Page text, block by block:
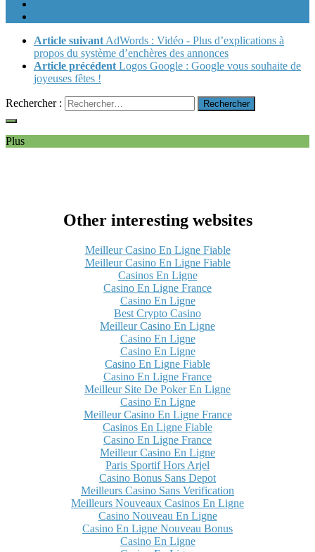
Article suivant AdWords : Vidéo - Plus d’explications à
propos du système d’enchères des annonces
Article précédent Logos Google : Google vous souhaite de
joyeuses fêtes !
Rechercher :
Plus
Other interesting websites
Meilleur Casino En Ligne Fiable
Meilleur Casino En Ligne Fiable
Casinos En Ligne
Casino En Ligne France
Casino En Ligne
Best Crypto Casino
Meilleur Casino En Ligne
Casino En Ligne
Casino En Ligne
Casino En Ligne Fiable
Casino En Ligne France
Meilleur Site De Poker En Ligne
Casino En Ligne
Meilleur Casino En Ligne France
Casinos En Ligne Fiable
Casino En Ligne France
Meilleur Casino En Ligne
Paris Sportif Hors Arjel
Casino Bonus Sans Depot
Meilleurs Casino Sans Verification
Meilleurs Nouveaux Casinos En Ligne
Casino Nouveau En Ligne
Casino En Ligne Nouveau Bonus
Casino En Ligne